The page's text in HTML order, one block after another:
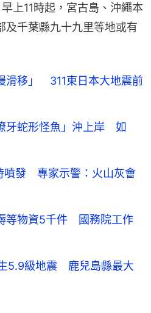
上11時起，宮古島、沖繩本
及千葉縣九十九里等地或有
滑移」 311東日本大地震前
牙蛇形怪魚」沖上岸 如
噴發 專家示警：火山灰會
等物資5千件 國務院工作
5.9級地震 鹿兒島縣最大